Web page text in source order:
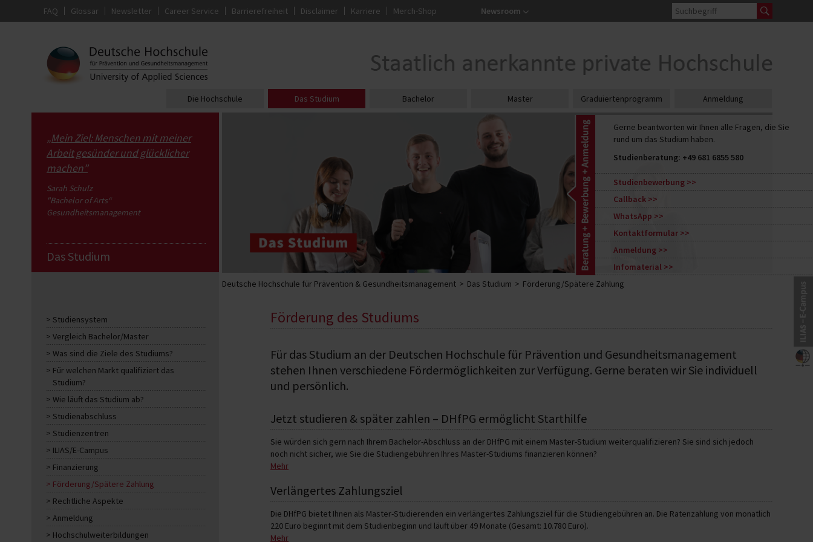
Gerne beantworten wir Ihnen alle Fragen, die Sie
rund um das Studium haben.
Studienberatung: +49 681 6855 580
Studienbewerbung
Callback
WhatsApp
Kontaktformular
Anmeldung
Infomaterial
FAQ Glossar Newsletter Career Service Barrierefreiheit Disclaimer Karriere Merch-Shop Newsroom
Die Hochschule Das Studium Bachelor Master Graduiertenprogramm Anmeldung
„Mein Ziel: Menschen mit meiner
Arbeit gesünder und glücklicher
machen”
Sarah Schulz
"Bachelor of Arts“
Gesundheitsmanagement
Das Studium
Studiensystem
Vergleich Bachelor/Master
Was sind die Ziele des Studiums?
Für welchen Markt qualifiziert das
Studium?
Wie läuft das Studium ab?
Studienabschluss
Studienzentren
ILIAS/E-Campus
Finanzierung
Förderung/Spätere Zahlung
Rechtliche Aspekte
Anmeldung
Hochschulweiterbildungen
Deutsche Hochschule für Prävention & Gesundheitsmanagement Das Studium Förderung/Spätere Zahlung
Förderung des Studiums
Für das Studium an der Deutschen Hochschule für Prävention und Gesundheitsmanagement
stehen Ihnen verschiedene Fördermöglichkeiten zur Verfügung. Gerne beraten wir Sie individuell
und persönlich.
Jetzt studieren & später zahlen – DHfPG ermöglicht Starthilfe
Sie würden sich gern nach Ihrem Bachelor-Abschluss an der DHfPG mit einem Master-Studium weiterqualifizieren? Sie sind sich jedoch
noch nicht sicher, wie Sie die Studiengebühren Ihres Master-Studiums finanzieren können?
Die DHfPG möchte Sie in Ihrem Vorhaben bestärken und Ihnen Starthilfe auf Ihrem beruflichen Weg geben: Sie können sofort mit Ihrem
Master-Studium an der DHfPG beginnen und die Studiengebühren in monatlichen Raten erst nach Abschluss des Studiums zahlen. Diese
angebotene Zahlungsvariante durch die DHfPG ist ausschließlich für DHfPG-Bachelor-Absolventinnen und -Absolventen, die ein Master-
Studium an der DHfPG anschließen möchten, vorgesehen.
Alle Infos finden siehier.
Mehr
Verlängertes Zahlungsziel
Die DHfPG bietet Ihnen als Master-Studierenden ein verlängertes Zahlungsziel für die Studiengebühren an. Die Ratenzahlung von monatlich
220 Euro beginnt mit dem Studienbeginn und läuft über 49 Monate (Gesamt: 10.780 Euro).
Mehr